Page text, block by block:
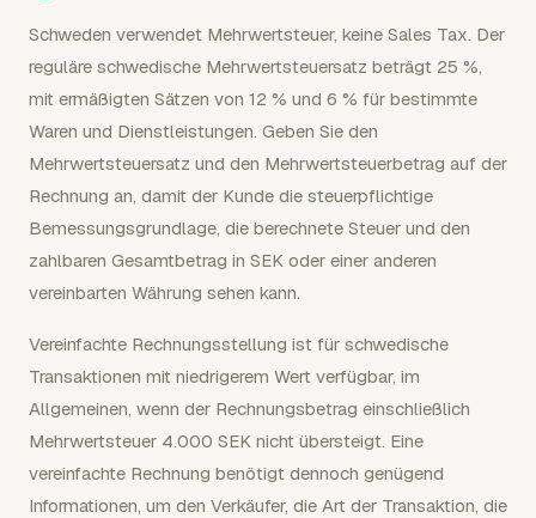
Schweden verwendet Mehrwertsteuer, keine Sales Tax. Der
reguläre schwedische Mehrwertsteuersatz beträgt 25 %,
mit ermäßigten Sätzen von 12 % und 6 % für bestimmte
Waren und Dienstleistungen. Geben Sie den
Mehrwertsteuersatz und den Mehrwertsteuerbetrag auf der
Rechnung an, damit der Kunde die steuerpflichtige
Bemessungsgrundlage, die berechnete Steuer und den
zahlbaren Gesamtbetrag in SEK oder einer anderen
vereinbarten Währung sehen kann.
Vereinfachte Rechnungsstellung ist für schwedische
Transaktionen mit niedrigerem Wert verfügbar, im
Allgemeinen, wenn der Rechnungsbetrag einschließlich
Mehrwertsteuer 4.000 SEK nicht übersteigt. Eine
vereinfachte Rechnung benötigt dennoch genügend
Informationen, um den Verkäufer, die Art der Transaktion, die